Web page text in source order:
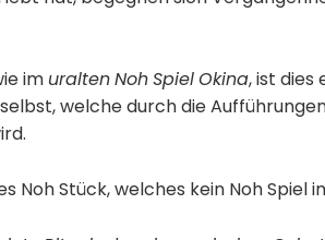
im uraltenNohSpielOkina, ist dies
welche durch die
Noh Stück, welches kein Noh Spiel